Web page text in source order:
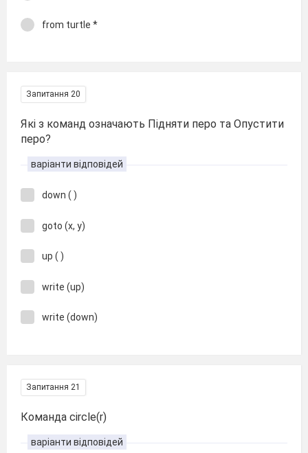
from turtle *
Запитання 20
Які з команд означають Підняти перо та Опустити
перо?
варіанти відповідей
down ( )
goto (x, y)
up ( )
write (up)
write (down)
Запитання 21
Команда circle(r)
варіанти відповідей